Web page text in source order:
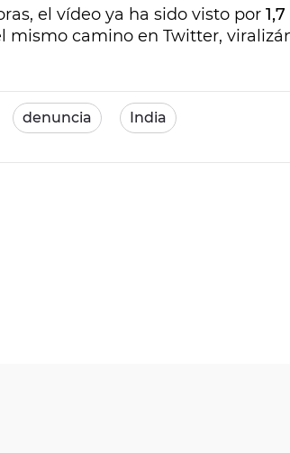
el vídeo ya ha sido visto por
mismo camino en Twitter,
denuncia India